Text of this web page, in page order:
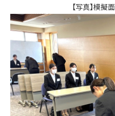
【写真】模擬